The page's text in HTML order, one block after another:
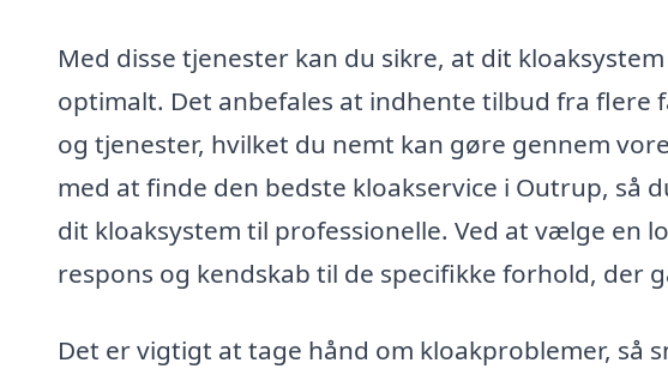
Med disse tjenester kan du sikre, at dit
optimalt. Det anbefales at indhente tilbud fra flere
og tjenester, hvilket du nemt kan gøre gennem
med at finde den bedste kloakservice i Outrup, så
dit kloaksystem til professionelle. Ved at vælge en
respons og kendskab til de specifikke forhold, der
Det er vigtigt at tage hånd om kloakproblemer, så